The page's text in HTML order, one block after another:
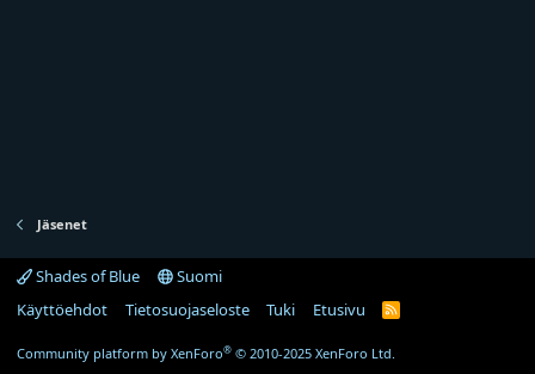
Jäsenet
Shades of Blue
Suomi
Käyttöehdot
Tietosuojaseloste Tuki Etusivu
R
Community platform by XenForo® © 2010-2025 XenForo Ltd.